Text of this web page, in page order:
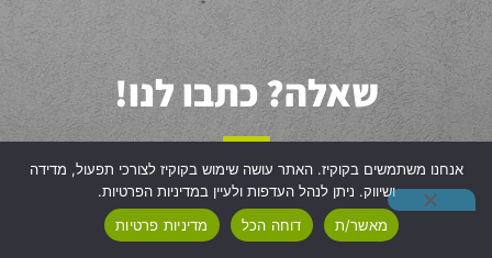
שאלה?כתבו לנו!
פיתוח אפליקציה עושים עם החברה הוותיקה ביותר בשוק.
אנחנו משתמשים בקוקיז. האתר עושה שימוש בקוקיז לצורכי תפעול, מדידה
ושיווק. ניתן לנהל העדפות ולעיין במדיניות הפרטיות.
מאשר/ת
דוחה הכל מדיניות פרטיות